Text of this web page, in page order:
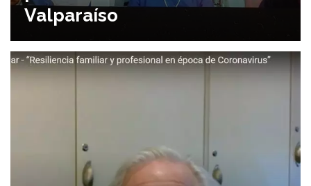
Valparaíso